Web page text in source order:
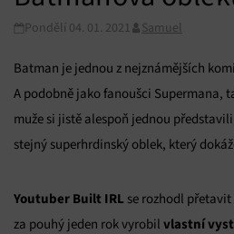
Pondělí 04. 01. 2021 Samuel
Batman je jednou z nejznámějších
A podobně jako fanoušci Supermana,
muže si jistě alespoň jednou
stejný superhrdinský oblek, který
Youtuber Built IRL se rozhodl přetavit
za pouhý jeden rok vyrobil vlastní